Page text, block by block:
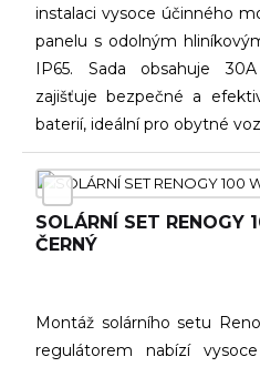
instalaci vysoce účinného
panelu s odolným
IP65. Sada obsahuje
zajišťuje bezpečné a
baterií, ideální pro obytné
SOLÁRNÍ SET RENOGY
ČERNÝ
Montáž solárního setu
regulátorem nabízí